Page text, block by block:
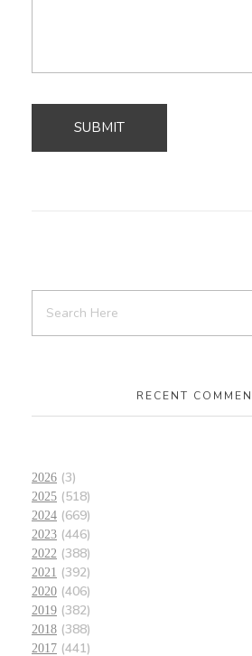
RECENT
2026 (3)
2025 (518)
2024 (669)
2023 (446)
2022 (388)
2021 (392)
2020 (406)
2019 (382)
2018 (388)
2017 (441)